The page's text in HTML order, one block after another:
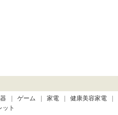
ゲーム 家電 健康美容家電
ット